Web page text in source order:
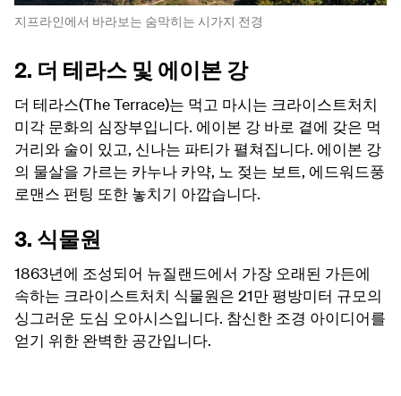
지프라인에서 바라보는 숨막히는 시가지 전경
2. 더 테라스 및 에이본 강
더 테라스(The Terrace)는 먹고 마시는 크라이스트처치
미각 문화의 심장부입니다. 에이본 강 바로 곁에 갖은 먹
거리와 술이 있고, 신나는 파티가 펼쳐집니다. 에이본 강
의 물살을 가르는 카누나 카약, 노 젖는 보트, 에드워드풍
로맨스 펀팅 또한 놓치기 아깝습니다.
3. 식물원
1863년에 조성되어 뉴질랜드에서 가장 오래된 가든에
속하는 크라이스트처치 식물원은 21만 평방미터 규모의
싱그러운 도심 오아시스입니다. 참신한 조경 아이디어를
얻기 위한 완벽한 공간입니다.